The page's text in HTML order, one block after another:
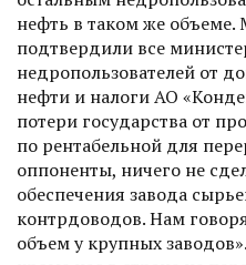
нефть в таком же объеме.
подтвердили все
недропользователей от
неф­ти и налоги АО
потери государства от
по рентабельной для
оппоненты, ничего не
обеспечения завода
контрдоводов. Нам
объем у крупных